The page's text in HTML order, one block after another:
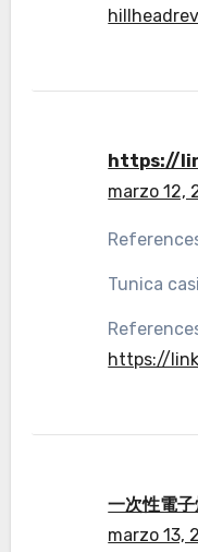
https://
marzo 12,
Tunica
https://
一次性電
marzo 13,